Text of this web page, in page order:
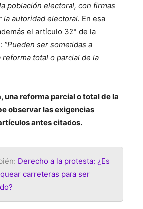
población electoral, con firmas
la autoridad electoral. En esa
el artículo 32° de la
“Pueden ser sometidas a
reforma total o parcial de la
una reforma parcial o total de la
observar las exigencias
antes citados.
Derecho a la protesta: ¿Es
carreteras para ser